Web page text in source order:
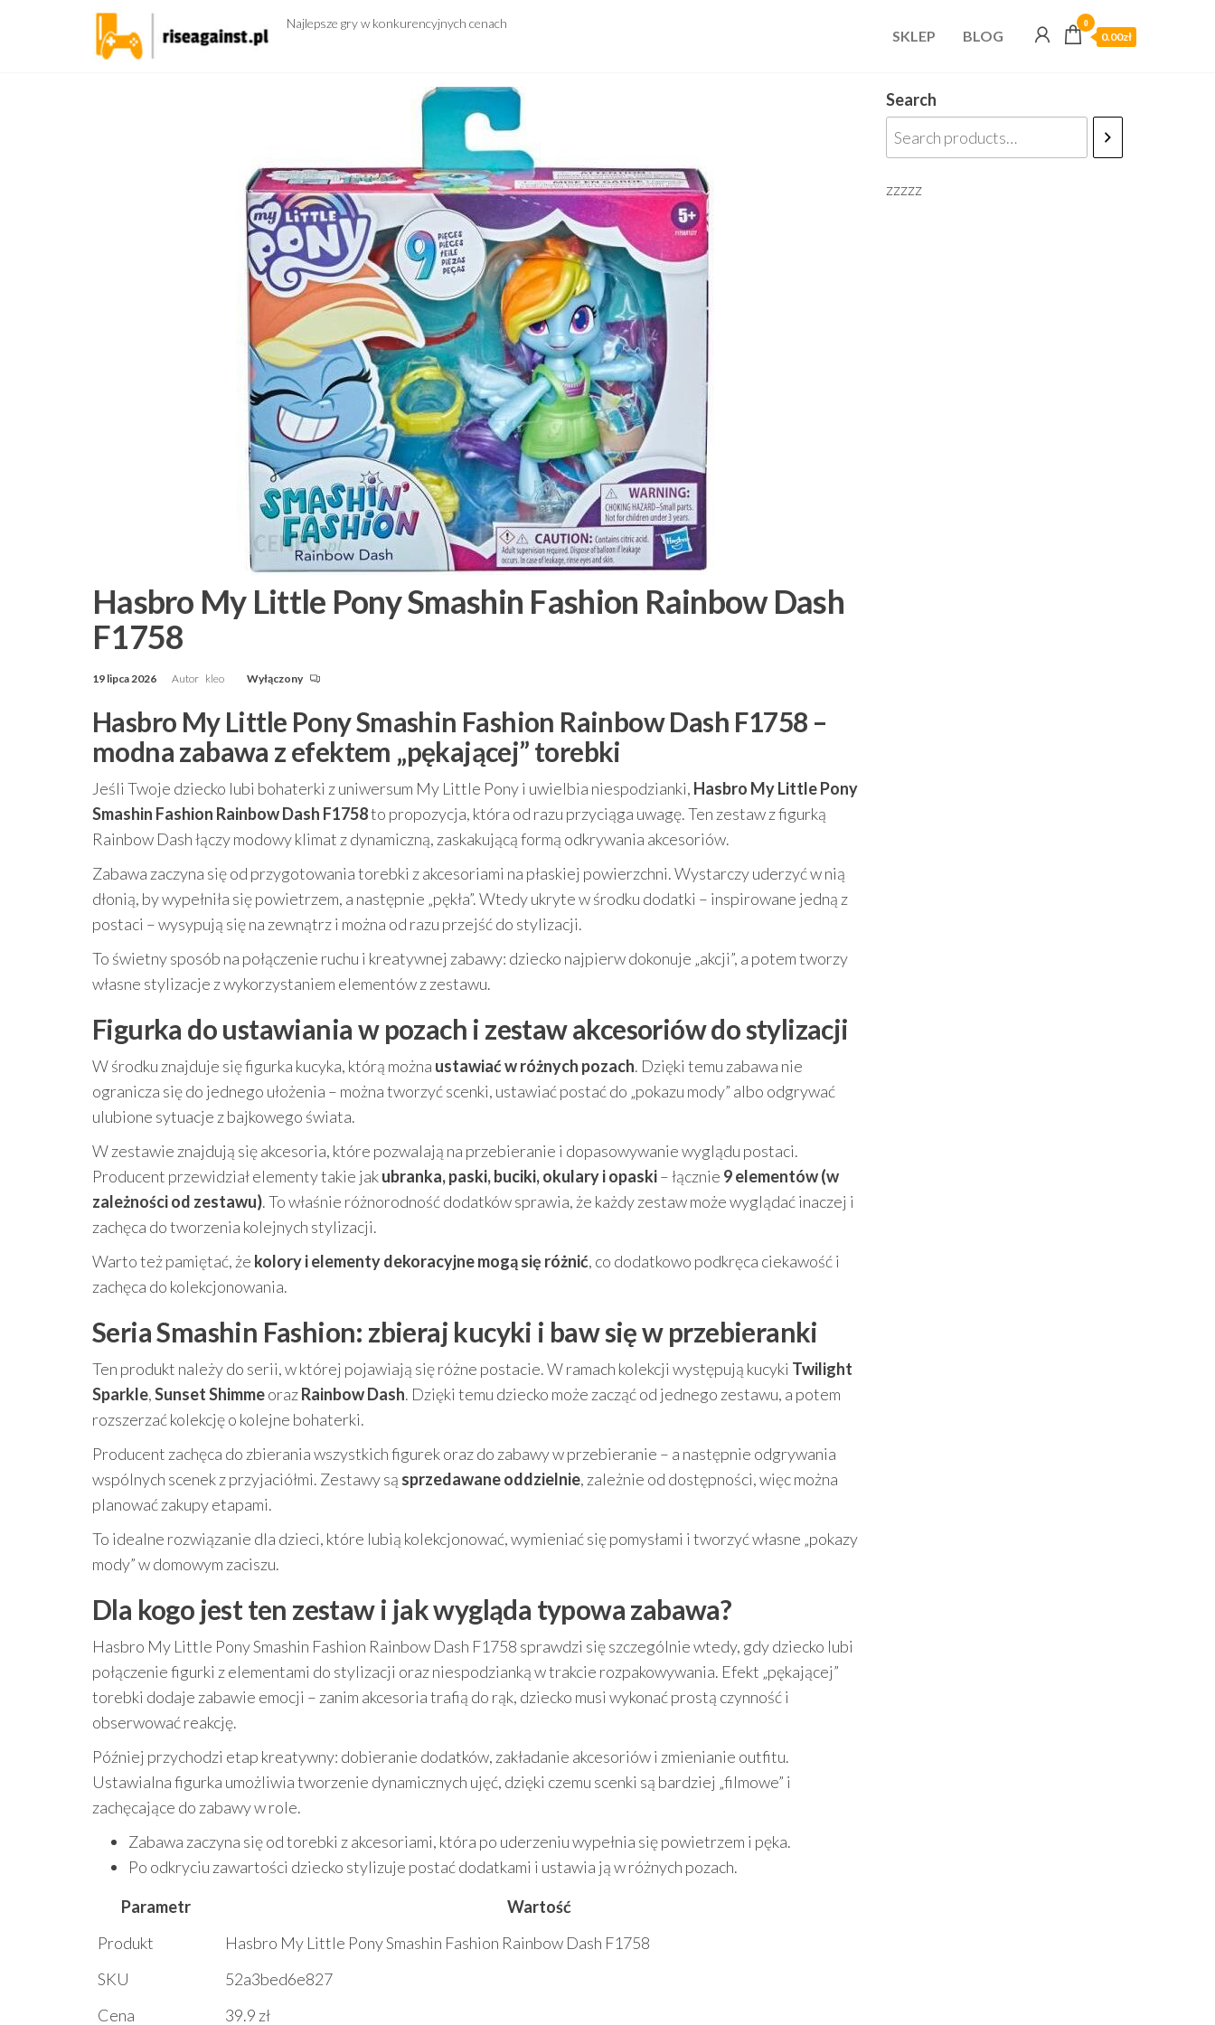
Najlepsze gry w konkurencyjnych cenach
SKLEP BLOG
0
0.00zł
Hasbro My Little Pony Smashin Fashion Rainbow Dash
F1758
19 lipca 2026 Autor kleo Wyłączony
Hasbro My Little Pony Smashin Fashion Rainbow Dash F1758 –
modna zabawa z efektem „pękającej” torebki
Jeśli Twoje dziecko lubi bohaterki z uniwersum My Little Pony i uwielbia niespodzianki, Hasbro My Little Pony
Smashin Fashion Rainbow Dash F1758to propozycja, która od razu przyciąga uwagę. Ten zestaw z figurką
Rainbow Dash łączy modowy klimat z dynamiczną, zaskakującą formą odkrywania akcesoriów.
Zabawa zaczyna się od przygotowania torebki z akcesoriami na płaskiej powierzchni. Wystarczy uderzyć w nią
dłonią, by wypełniła się powietrzem, a następnie „pękła”. Wtedy ukryte w środku dodatki – inspirowane jedną z
postaci – wysypują się na zewnątrz i można od razu przejść do stylizacji.
To świetny sposób na połączenie ruchu i kreatywnej zabawy: dziecko najpierw dokonuje „akcji”, a potem tworzy
własne stylizacje z wykorzystaniem elementów z zestawu.
Figurka do ustawiania w pozach i zestaw akcesoriów do stylizacji
W środku znajduje się figurka kucyka, którą można ustawiać w różnych pozach. Dzięki temu zabawa nie
ogranicza się do jednego ułożenia – można tworzyć scenki, ustawiać postać do „pokazu mody” albo odgrywać
ulubione sytuacje z bajkowego świata.
W zestawie znajdują się akcesoria, które pozwalają na przebieranie i dopasowywanie wyglądu postaci.
Producent przewidział elementy takie jakubranka, paski, buciki, okulary i opaski– łącznie 9 elementów (w
zależności od zestawu). To właśnie różnorodność dodatków sprawia, że każdy zestaw może wyglądać inaczej i
zachęca do tworzenia kolejnych stylizacji.
Warto też pamiętać, że kolory i elementy dekoracyjne mogą się różnić, co dodatkowo podkręca ciekawość i
zachęca do kolekcjonowania.
Seria Smashin Fashion: zbieraj kucyki i baw się w przebieranki
Ten produkt należy do serii, w której pojawiają się różne postacie. W ramach kolekcji występują kucyki Twilight
Sparkle,Sunset ShimmeorazRainbow Dash. Dzięki temu dziecko może zacząć od jednego zestawu, a potem
rozszerzać kolekcję o kolejne bohaterki.
Producent zachęca do zbierania wszystkich figurek oraz do zabawy w przebieranie – a następnie odgrywania
wspólnych scenek z przyjaciółmi. Zestawy są sprzedawane oddzielnie, zależnie od dostępności, więc można
planować zakupy etapami.
To idealne rozwiązanie dla dzieci, które lubią kolekcjonować, wymieniać się pomysłami i tworzyć własne „pokazy
mody” w domowym zaciszu.
Dla kogo jest ten zestaw i jak wygląda typowa zabawa?
Hasbro My Little Pony Smashin Fashion Rainbow Dash F1758 sprawdzi się szczególnie wtedy, gdy dziecko lubi
połączenie figurki z elementami do stylizacji oraz niespodzianką w trakcie rozpakowywania. Efekt „pękającej”
torebki dodaje zabawie emocji – zanim akcesoria trafią do rąk, dziecko musi wykonać prostą czynność i
obserwować reakcję.
Później przychodzi etap kreatywny: dobieranie dodatków, zakładanie akcesoriów i zmienianie outfitu.
Ustawialna figurka umożliwia tworzenie dynamicznych ujęć, dzięki czemu scenki są bardziej „filmowe” i
zachęcające do zabawy w role.
Zabawa zaczyna się od torebki z akcesoriami, która po uderzeniu wypełnia się powietrzem i pęka.
Po odkryciu zawartości dziecko stylizuje postać dodatkami i ustawia ją w różnych pozach.
Parametr
Wartość
Produkt
Hasbro My Little Pony Smashin Fashion Rainbow Dash F1758
SKU
52a3bed6e827
Cena
39.9 zł
Search
zzzzz